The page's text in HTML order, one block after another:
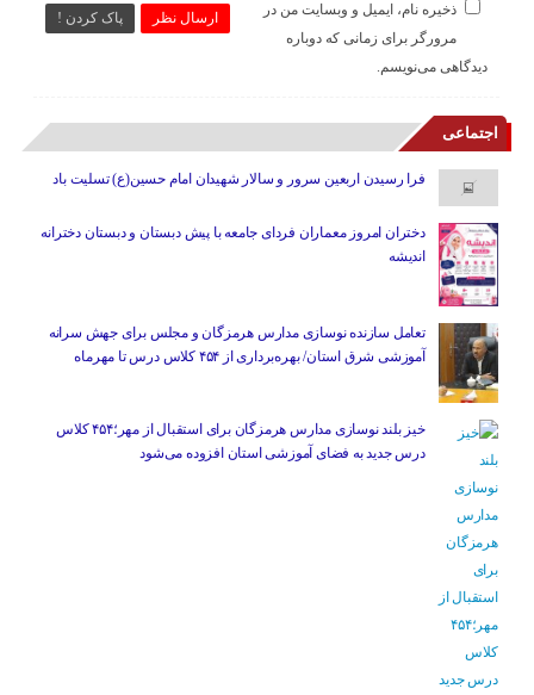
ارسال نظر پاک کردن !
ذخیره نام، ایمیل و وبسایت من در
مرورگر برای زمانی که دوباره
دیدگاهی می‌نویسم.
اجتماعی
فرا رسیدن اربعین سرور و سالار شهیدان امام حسین(ع) تسلیت باد
دختران امروز معماران فردای جامعه با پیش دبستان و دبستان دخترانه
اندیشه
تعامل سازنده نوسازی مدارس هرمزگان و مجلس برای جهش سرانه
آموزشی شرق استان/ بهره‌برداری از ۴۵۴ کلاس درس تا مهرماه
خیز بلند نوسازی مدارس هرمزگان برای استقبال از مهر؛۴۵۴ کلاس
درس جدید به فضای آموزشی استان افزوده می‌شود